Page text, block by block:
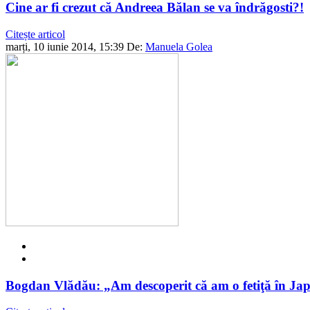
Cine ar fi crezut că Andreea Bălan se va îndrăgosti?!
Citește articol
marți, 10 iunie 2014, 15:39 De: Manuela Golea
Bogdan Vlădău: „Am descoperit că am o fetiţă în